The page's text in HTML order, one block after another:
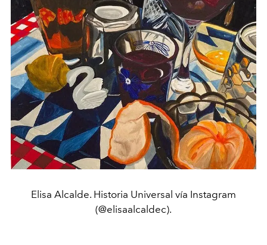
Elisa Alcalde. Historia Universal vía Instagram
(@elisaalcaldec).